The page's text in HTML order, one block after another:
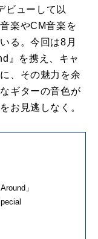
ビューして以
楽やCM音楽を
る。今回は8月
』を携え、キャ
、その魅力を余
ギターの音色が
お見逃しなく。
」